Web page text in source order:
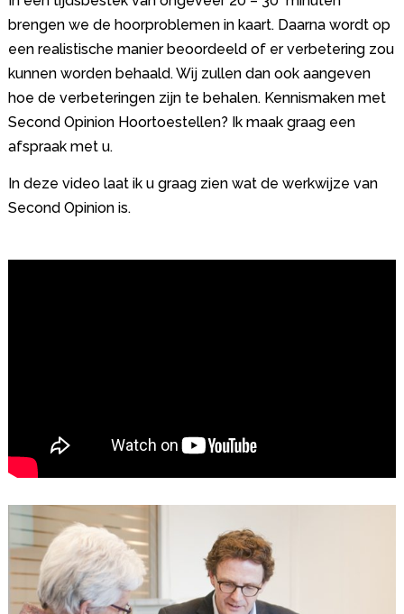
brengen we de hoorproblemen in kaart. Daarna wordt op
een realistische manier beoordeeld of er verbetering zou
kunnen worden behaald. Wij zullen dan ook aangeven
hoe de verbeteringen zijn te behalen. Kennismaken met
Second Opinion Hoortoestellen? Ik maak graag een
afspraak met u.
In deze video laat ik u graag zien wat de werkwijze van
Second Opinion is.